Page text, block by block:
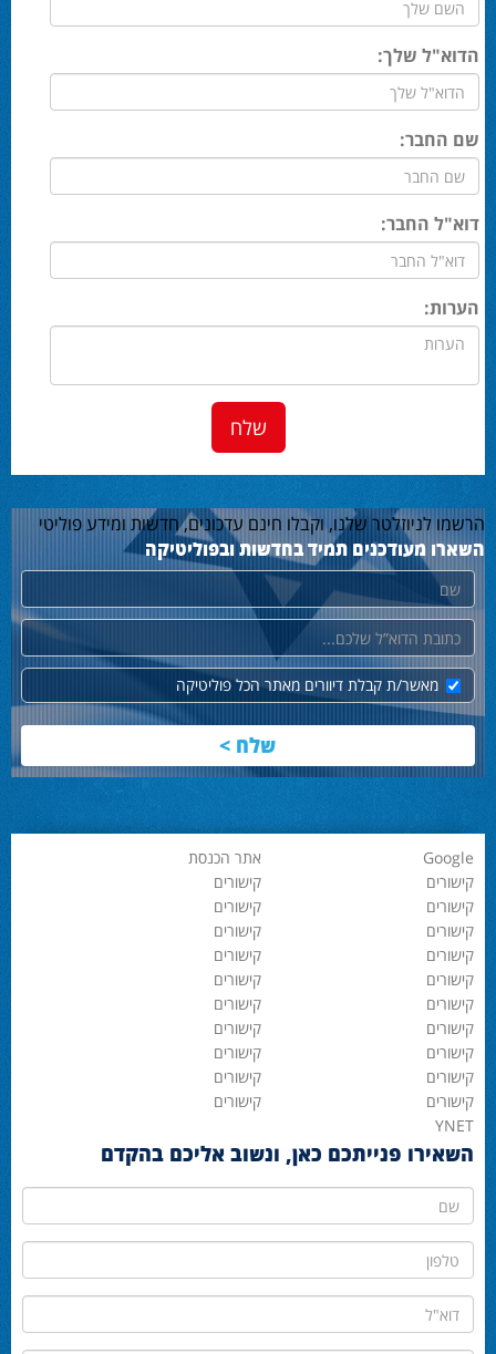
הדוא"ל שלך:
שם החבר:
דוא"ל החבר:
הערות:
הרשמו לניוזלטר שלנו, וקבלו חינם עדכונים, חדשות ומידע פוליטי
השארו מעודכנים תמיד בחדשות ובפוליטיקה
שם
דוא"ל
מאשר/ת קבלת דיוורים מאתר הכל פוליטיקה
Google אתר הכנסת
YNET
קישורים קישורים
קישורים קישורים
קישורים קישורים
קישורים קישורים
קישורים קישורים
קישורים קישורים
קישורים קישורים
קישורים קישורים
קישורים קישורים
קישורים קישורים
השאירו פנייתכם כאן, ונשוב אליכם בהקדם
שם
טלפון
דוא"ל